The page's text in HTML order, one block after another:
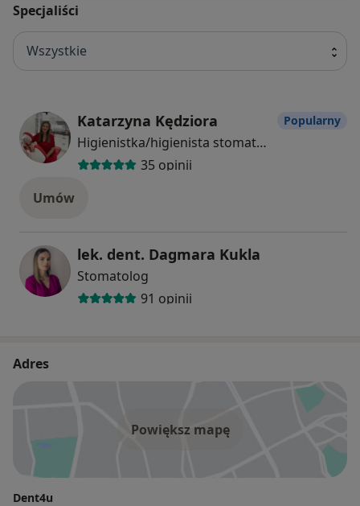
Specjaliści
Wszystkie
Katarzyna Kędziora
Higienistka/higienista stomatologiczny
35 opinii
Popularny
Umów
lek. dent. Dagmara Kukla
Stomatolog
91 opinii
Adres
Powiększ mapę
Dent4u